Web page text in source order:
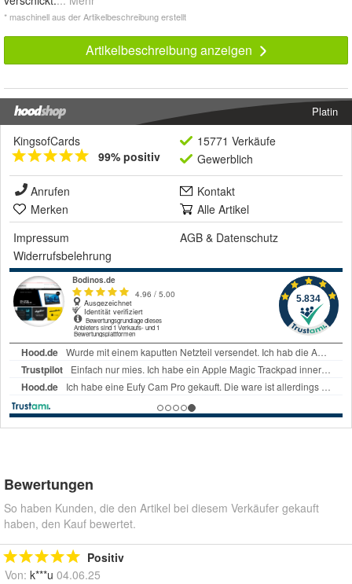
* maschinell aus der Artikelbeschreibung erstellt
Artikelbeschreibung anzeigen
Platin
KingsofCards
99% positiv
15771 Verkäufe
Gewerblich
Anrufen
Kontakt
Merken
Alle Artikel
Impressum
AGB & Datenschutz
Widerrufsbelehrung
Bewertungen
So haben Kunden, die den Artikel bei diesem Verkäufer gekauft
haben, den Kauf bewertet.
Positiv
Von: k***u 04.06.25